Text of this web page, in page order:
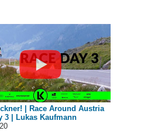
| Race Around Austria
3 | Lukas Kaufmann